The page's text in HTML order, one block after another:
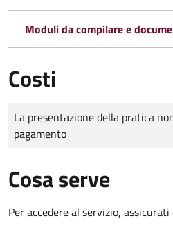
Moduli da compilare e
Costi
Tipo di pagamento
Importo
La presentazione della pratica
pagamento
Cosa serve
Per accedere al servizio, assicurati